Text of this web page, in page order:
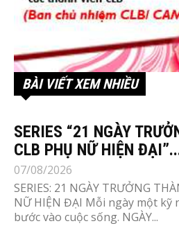
BÀI VIẾT XEM NHIỀU
SERIES “21 NGÀY
CLB PHỤ NỮ HIỆN
07/08/2026
SERIES: 21 NGÀY TRƯỞNG
NỮ HIỆN ĐẠI Mỗi ngày một kỹ
bước vào cuộc sống. NGÀY...